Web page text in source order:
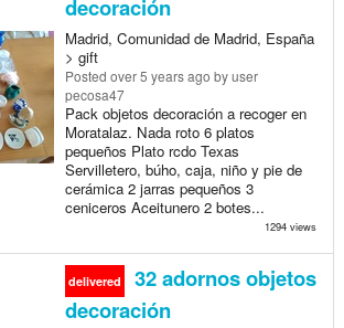
decoración
Madrid, Comunidad de Madrid, España
> gift
Posted over 5 years ago by user
pecosa47
Pack objetos decoración a recoger en
Moratalaz. Nada roto 6 platos
pequeños Plato rcdo Texas
Servilletero, búho, caja, niño y pie de
cerámica 2 jarras pequeños 3
ceniceros Aceitunero 2 botes...
1294 views
delivered
32 adornos objetos
decoración